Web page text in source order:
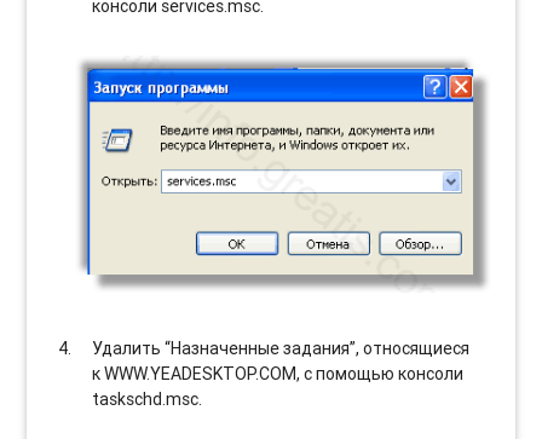
консоли services.msc.
Удалить “Назначенные задания”, относящиеся
к WWW.YEADESKTOP.COM, с помощью консоли
taskschd.msc.